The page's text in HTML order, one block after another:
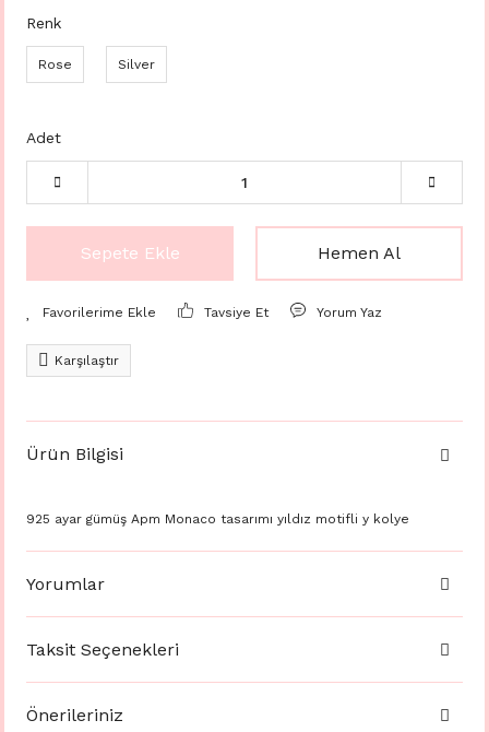
Renk
Rose Silver
Adet
Sepete Ekle Hemen Al
Tavsiye Et Yorum Yaz
Karşılaştır
Ürün Bilgisi
925 ayar gümüş Apm Monaco tasarımı yıldız motifli y kolye
Yorumlar
Taksit Seçenekleri
Önerileriniz